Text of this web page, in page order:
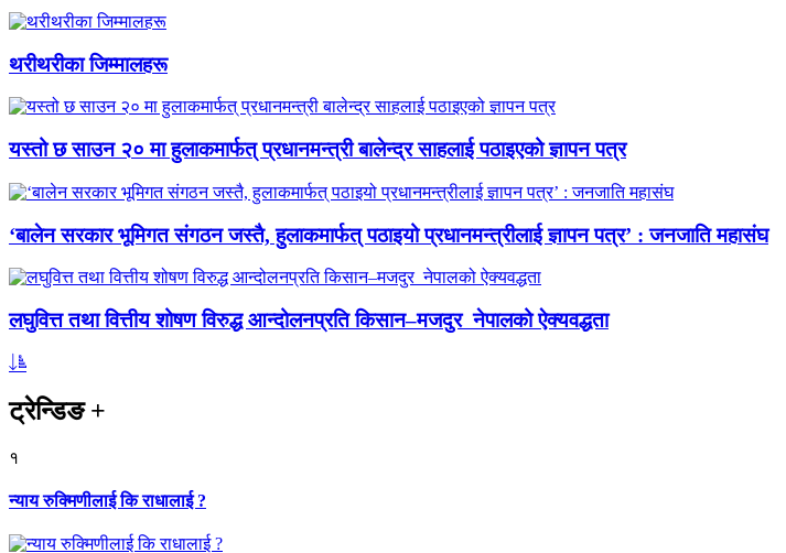
थरीथरीका जिम्मालहरू
यस्तो छ साउन २० मा हुलाकमार्फत् प्रधानमन्त्री बालेन्द्र साहलाई पठाइएको ज्ञापन पत्र
‘बालेन सरकार भूमिगत संगठन जस्तै, हुलाकमार्फत् पठाइयो प्रधानमन्त्रीलाई ज्ञापन पत्र’ : जनजाति महासंघ
लघुवित्त तथा वित्तीय शोषण विरुद्ध आन्दोलनप्रति किसान–मजदुर नेपालको ऐक्यवद्धता
ट्रेन्डिङ+
१
न्याय रुक्मिणीलाई कि राधालाई ?